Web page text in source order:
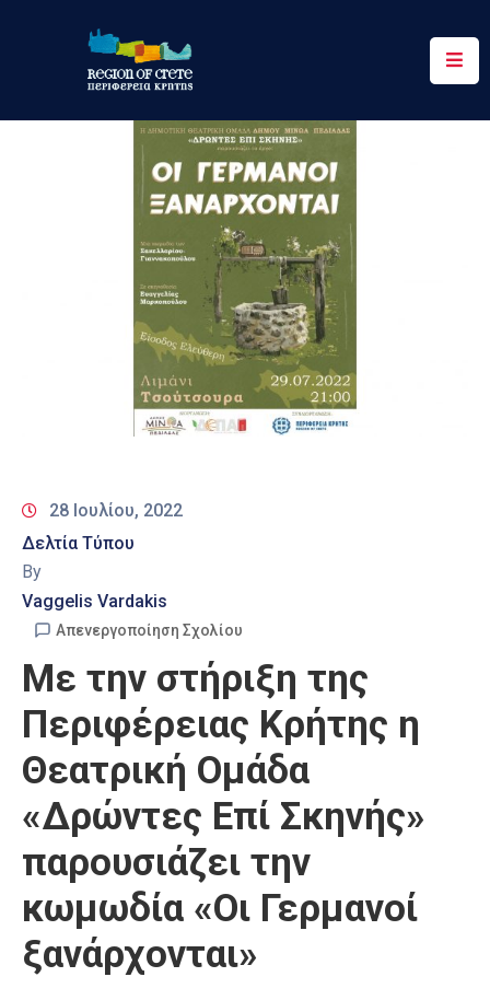
Περιφέρεια
28 Ιουλίου, 2022
Δελτία Τύπου
By
Vaggelis Vardakis
Απενεργοποίηση Σχολίου
Με την στήριξη της
Περιφέρειας Κρήτης η
Θεατρική Ομάδα
«Δρώντες Επί Σκηνής»
παρουσιάζει την
κωμωδία «Οι Γερμανοί
ξανάρχονται»